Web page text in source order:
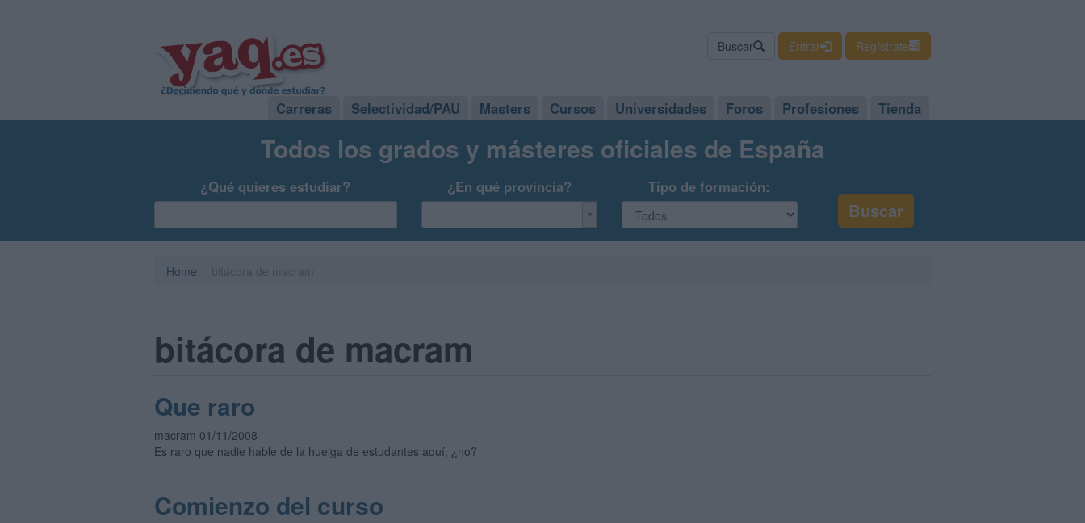
Buscar Entrar Regístrate
Carreras Selectividad/PAU Masters Cursos Universidades Foros Profesiones Tienda
Todos los grados y másteres oficiales de España
¿Qué quieres estudiar? ¿En qué provincia? Tipo de formación:
Home
bitácora de macram
Que raro
macram 01/11/2008
Es raro que nadie hable de la huelga de estudantes aquí, ¿no?
Comienzo del curso